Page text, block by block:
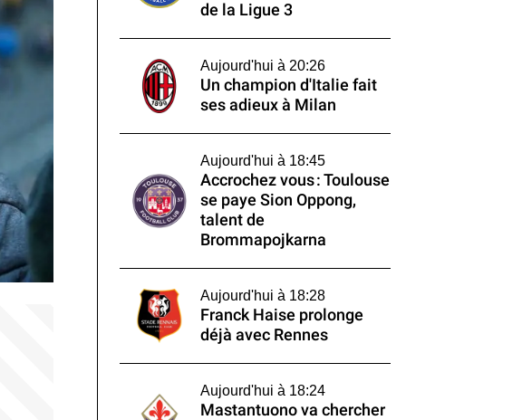
de la Ligue 3
Aujourd'hui à 20:26
Un champion d'Italie fait
ses adieux à Milan
Aujourd'hui à 18:45
Accrochez vous : Toulouse
se paye Sion Oppong,
talent de
Brommapojkarna
Aujourd'hui à 18:28
Franck Haise prolonge
déjà avec Rennes
Aujourd'hui à 18:24
Mastantuono va chercher